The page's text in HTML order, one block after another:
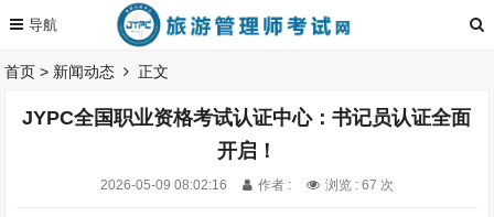
首页 > 新闻动态 正文
JYPC全国职业资格考试认证中心：书记员认证全面
开启！
2026-05-09 08:02:16 作者 : 浏览 : 67 次